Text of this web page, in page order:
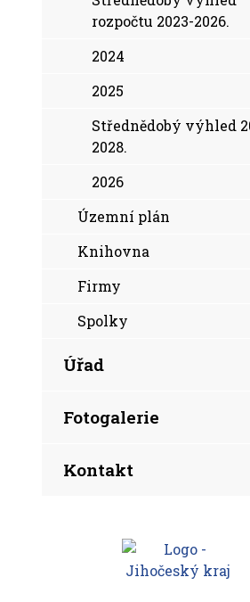
rozpočtu 2023-2026.
2024
2025
Střednědobý výhled
2028.
2026
Územní plán
Knihovna
Firmy
Spolky
Úřad
Fotogalerie
Kontakt